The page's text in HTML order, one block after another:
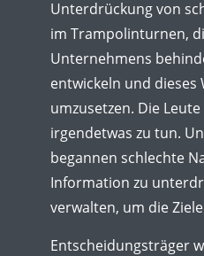
Unterdrückung von
im Trampolinturnen,
Unternehmens
entwickeln und dieses
umzusetzen. Die
irgendetwas zu tun.
begannen schlechte
Information zu
verwalten, um die
Entscheidungsträger